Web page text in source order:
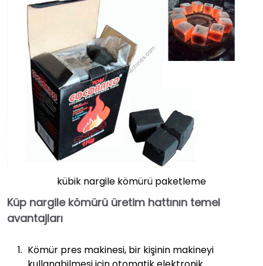
kübik nargile kömürü paketleme
Küp nargile kömürü üretim hattının temel
avantajları
Kömür pres makinesi, bir kişinin makineyi